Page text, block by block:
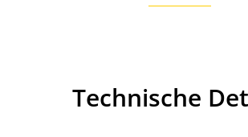
Technische